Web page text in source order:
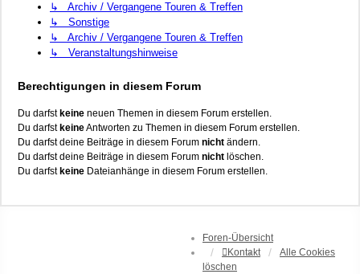
↳ Archiv / Vergangene Touren & Treffen
↳ Sonstige
↳ Archiv / Vergangene Touren & Treffen
↳ Veranstaltungshinweise
Berechtigungen in diesem Forum
Du darfst keine neuen Themen in diesem Forum erstellen.
Du darfst keineAntworten zu Themen in diesem Forum erstellen.
Du darfst deine Beiträge in diesem Forum nicht ändern.
Du darfst deine Beiträge in diesem Forum nicht löschen.
Du darfst keine Dateianhänge in diesem Forum erstellen.
Foren-Übersicht
Kontakt
Alle Cookies
löschen